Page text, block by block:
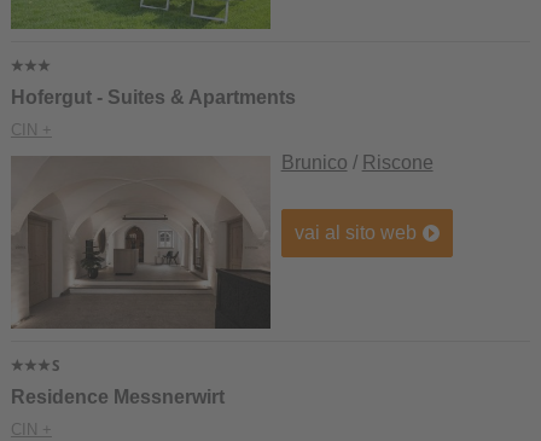
Hofergut - Suites & Apartments
CIN +
Brunico / Riscone
vai al sito web
Residence Messnerwirt
CIN +